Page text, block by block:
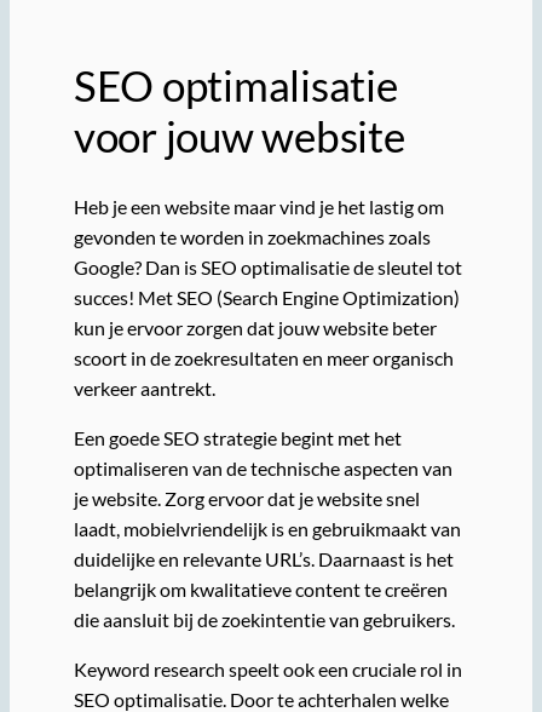
SEO optimalisatie
voor jouw website
Heb je een website maar vind je het lastig om
gevonden te worden in zoekmachines zoals
Google? Dan is SEO optimalisatie de sleutel tot
succes! Met SEO (Search Engine Optimization)
kun je ervoor zorgen dat jouw website beter
scoort in de zoekresultaten en meer organisch
verkeer aantrekt.
Een goede SEO strategie begint met het
optimaliseren van de technische aspecten van
je website. Zorg ervoor dat je website snel
laadt, mobielvriendelijk is en gebruikmaakt van
duidelijke en relevante URL’s. Daarnaast is het
belangrijk om kwalitatieve content te creëren
die aansluit bij de zoekintentie van gebruikers.
Keyword research speelt ook een cruciale rol in
SEO optimalisatie. Door te achterhalen welke